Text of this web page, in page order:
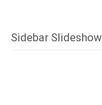
Sidebar Slideshow